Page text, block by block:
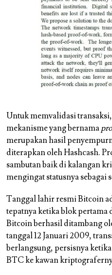
Untuk memvalidasi
mekanisme yang bernama
merupakan hasil
diterapkan oleh Hashcash.
sambutan baik di kalangan
mengingat statusnya sebagai
Tanggal lahir resmi Bitcoin
tepatnya ketika blok pertama
Bitcoin berhasil ditambang
tanggal 12 Januari 2009,
berlangsung, persisnya
BTC ke kawan